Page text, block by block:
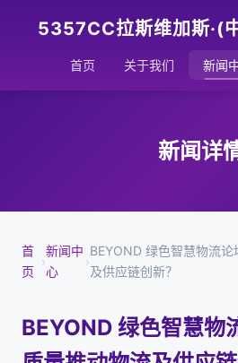
5357CC拉斯维加斯·(
首页 关于我们 新闻
新闻详
首
页
›
新闻中
心
›
BEYOND 绿色智慧物流
及供应链创新？
BEYOND 绿色智慧物